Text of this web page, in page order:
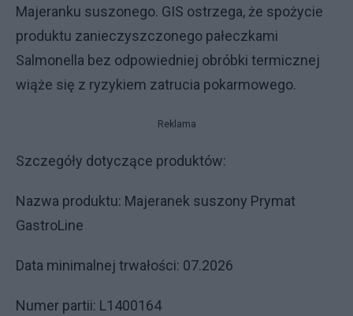
Majeranku suszonego. GIS ostrzega, że spożycie
produktu zanieczyszczonego pałeczkami
Salmonella bez odpowiedniej obróbki termicznej
wiąże się z ryzykiem zatrucia pokarmowego.
Reklama
Szczegóły dotyczące produktów:
Nazwa produktu: Majeranek suszony Prymat
GastroLine
Data minimalnej trwałości: 07.2026
Numer partii: L1400164